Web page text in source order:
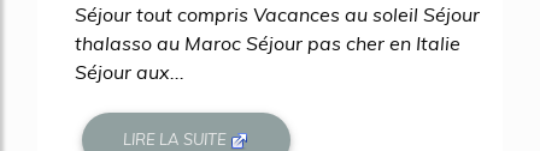
Séjour tout compris Vacances au soleil Séjour
thalasso au Maroc Séjour pas cher en Italie
Séjour aux...
LIRE LA SUITE